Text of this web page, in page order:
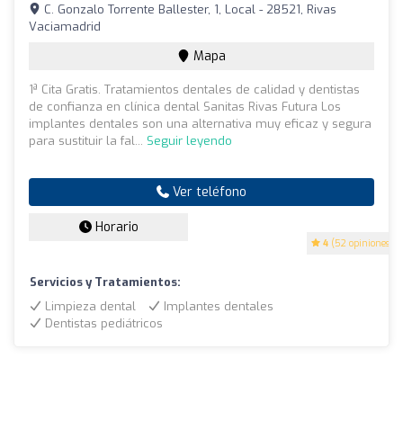
4 (52 opiniones)
C. Gonzalo Torrente Ballester, 1, Local - 28521, Rivas
Vaciamadrid
Mapa
1ª Cita Gratis. Tratamientos dentales de calidad y dentistas
de confianza en clínica dental Sanitas Rivas Futura Los
implantes dentales son una alternativa muy eficaz y segura
para sustituir la fal... Seguir leyendo
Ver teléfono
Horario
Servicios y Tratamientos:
Limpieza dental
Implantes dentales
Dentistas pediátricos